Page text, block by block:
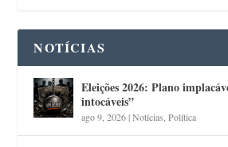
NOTÍCIAS
Eleições 2026: Plano
intocáveis”
ago 9, 2026|Notícias ,Política